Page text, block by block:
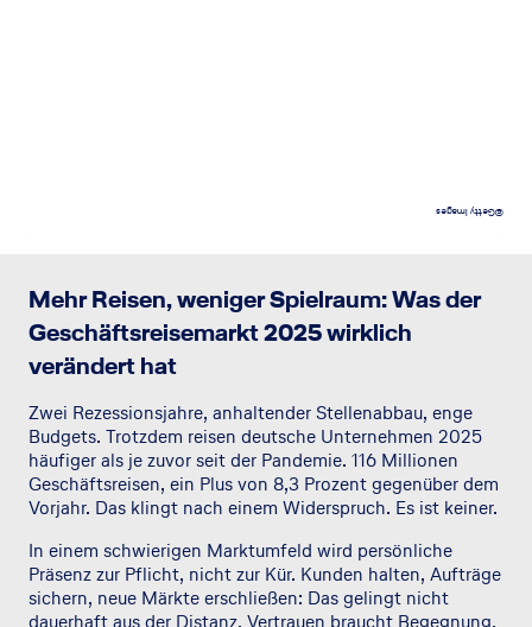
©Getty Images
Mehr Reisen, weniger Spielraum: Was der
Geschäftsreisemarkt 2025 wirklich
verändert hat
Zwei Rezessionsjahre, anhaltender Stellenabbau, enge
Budgets. Trotzdem reisen deutsche Unternehmen 2025
häufiger als je zuvor seit der Pandemie. 116 Millionen
Geschäftsreisen, ein Plus von 8,3 Prozent gegenüber dem
Vorjahr. Das klingt nach einem Widerspruch. Es ist keiner.
In einem schwierigen Marktumfeld wird persönliche
Präsenz zur Pflicht, nicht zur Kür. Kunden halten, Aufträge
sichern, neue Märkte erschließen: Das gelingt nicht
dauerhaft aus der Distanz. Vertrauen braucht Begegnung.